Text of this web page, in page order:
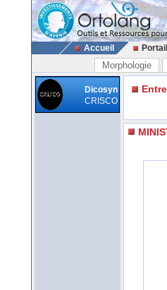
Accueil
Morphologie
Dicosyn
CRISCO